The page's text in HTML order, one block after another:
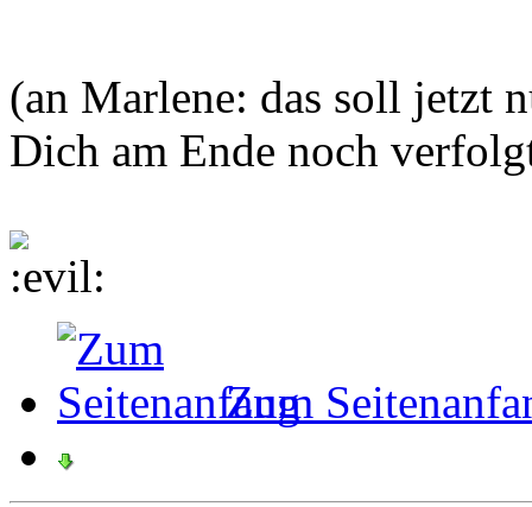
(an Marlene: das soll jetzt
Dich am Ende noch
Zum